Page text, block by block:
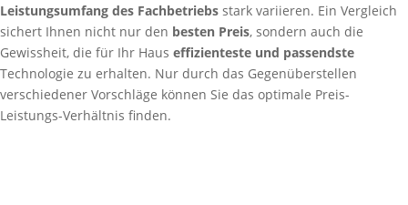
Leistungsumfang des Fachbetriebs stark variieren. Ein Vergleich
sichert Ihnen nicht nur den besten Preis, sondern auch die
Gewissheit, die für Ihr Haus effizienteste und passendste
Technologie zu erhalten. Nur durch das Gegenüberstellen
verschiedener Vorschläge können Sie das optimale Preis-
Leistungs-Verhältnis finden.